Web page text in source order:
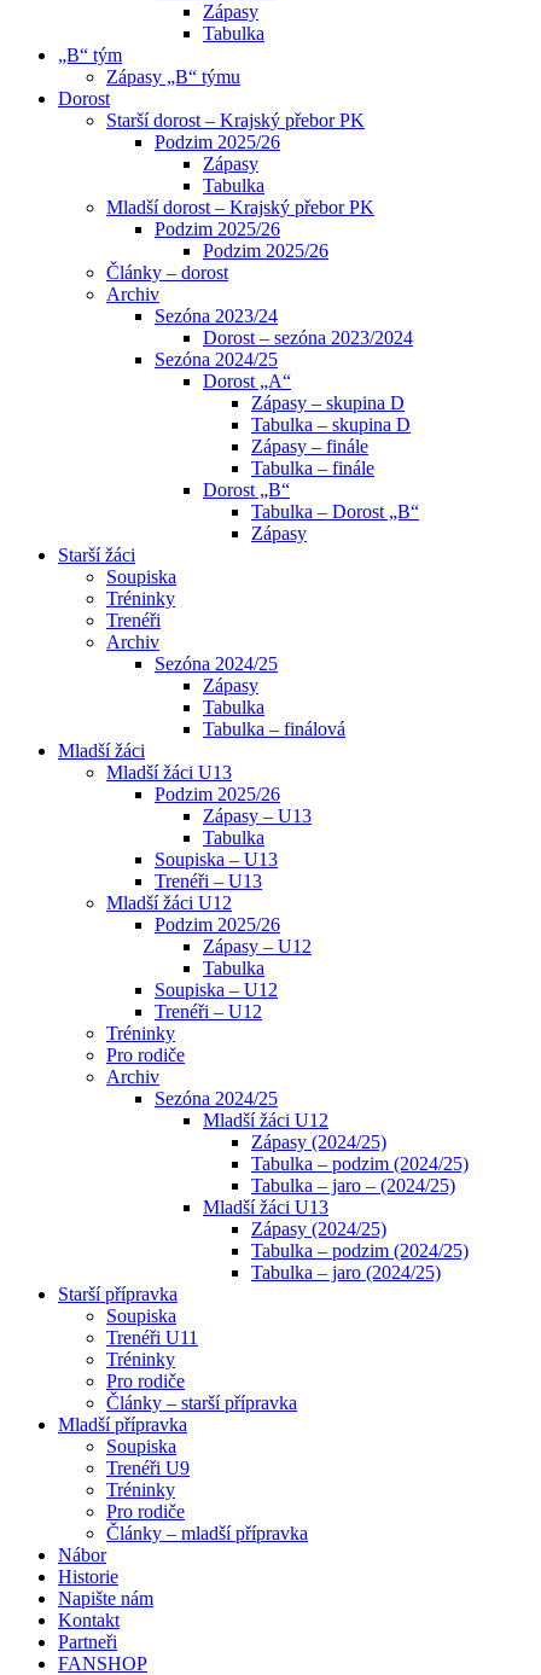
Zápasy
Tabulka
„B“ tým
Zápasy „B“ týmu
Dorost
Starší dorost – Krajský přebor PK
Podzim 2025/26
Zápasy
Tabulka
Mladší dorost – Krajský přebor PK
Podzim 2025/26
Podzim 2025/26
Články – dorost
Archiv
Sezóna 2023/24
Dorost – sezóna 2023/2024
Sezóna 2024/25
Dorost „A“
Zápasy – skupina D
Tabulka – skupina D
Zápasy – finále
Tabulka – finále
Dorost „B“
Tabulka – Dorost „B“
Zápasy
Starší žáci
Soupiska
Tréninky
Trenéři
Archiv
Sezóna 2024/25
Zápasy
Tabulka
Tabulka – finálová
Mladší žáci
Mladší žáci U13
Podzim 2025/26
Zápasy – U13
Tabulka
Soupiska – U13
Trenéři – U13
Mladší žáci U12
Podzim 2025/26
Zápasy – U12
Tabulka
Soupiska – U12
Trenéři – U12
Tréninky
Pro rodiče
Archiv
Sezóna 2024/25
Mladší žáci U12
Zápasy (2024/25)
Tabulka – podzim (2024/25)
Tabulka – jaro – (2024/25)
Mladší žáci U13
Zápasy (2024/25)
Tabulka – podzim (2024/25)
Tabulka – jaro (2024/25)
Starší přípravka
Soupiska
Trenéři U11
Tréninky
Pro rodiče
Články – starší přípravka
Mladší přípravka
Soupiska
Trenéři U9
Tréninky
Pro rodiče
Články – mladší přípravka
Nábor
Historie
Napište nám
Kontakt
Partneři
FANSHOP